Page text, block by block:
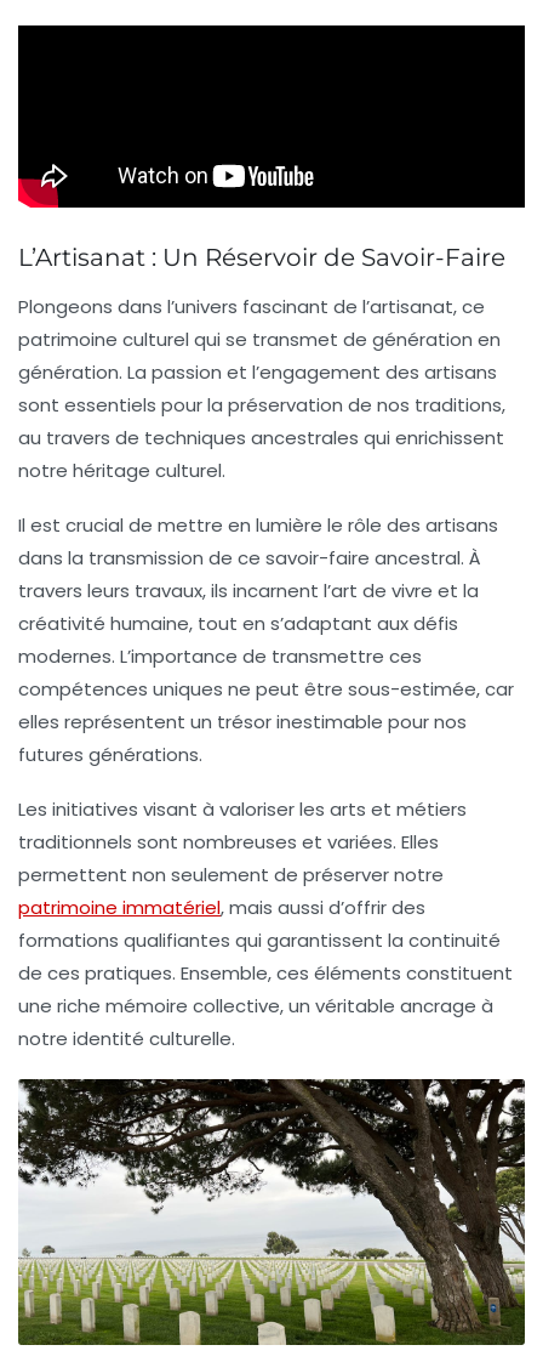
L’Artisanat : Un Réservoir de Savoir-Faire
Plongeons dans l’univers fascinant de l’artisanat, ce
patrimoine culturel qui se transmet de génération en
génération. La passion et l’engagement des artisans
sont essentiels pour la préservation de nos traditions,
au travers de techniques ancestrales qui enrichissent
notre héritage culturel.
Il est crucial de mettre en lumière le rôle des artisans
dans la transmission de ce savoir-faire ancestral. À
travers leurs travaux, ils incarnent l’art de vivre et la
créativité humaine, tout en s’adaptant auxdéfis
modernes. L’importance de transmettre ces
compétences uniques ne peut être sous-estimée, car
elles représentent un trésor inestimable pour nos
futures générations.
Les initiatives visant à valoriser les arts et métiers
traditionnels sont nombreuses et variées. Elles
permettent non seulement de préserver notre
patrimoine immatériel, mais aussi d’offrir des
formations qualifiantes qui garantissent la continuité
de ces pratiques. Ensemble, ces éléments constituent
une riche mémoire collective, un véritable ancrage à
notre identité culturelle.